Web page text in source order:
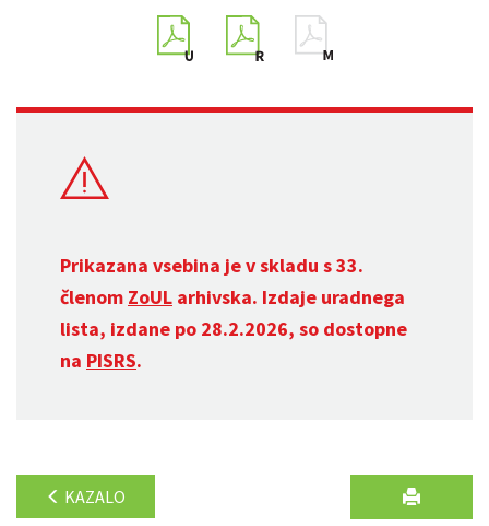
Prikazana vsebina je v skladu s 33.
členom ZoUL arhivska. Izdaje uradnega
lista, izdane po 28.2.2026, so dostopne
na PISRS.
KAZALO